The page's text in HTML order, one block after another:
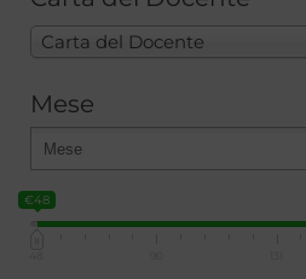
Carta del Docente
Mese
€48